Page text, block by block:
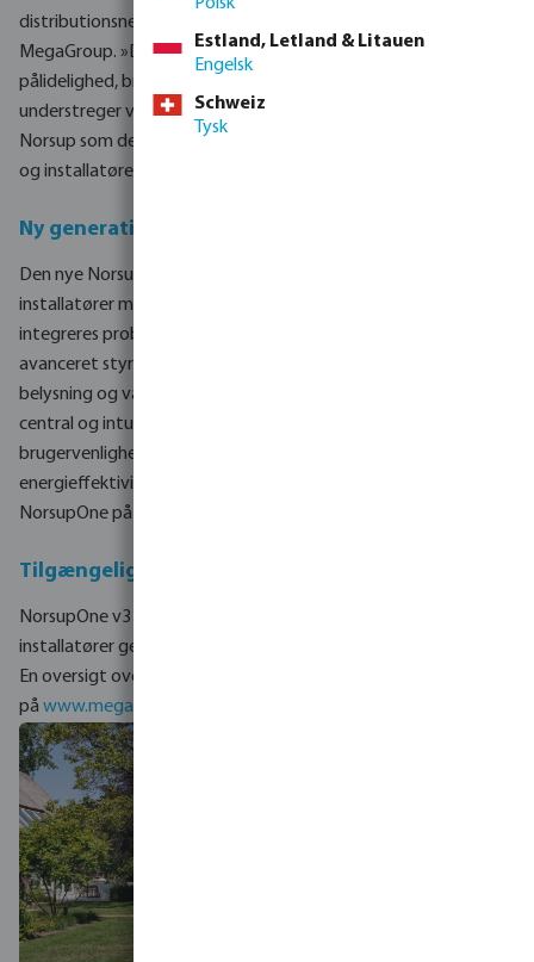
distributionsnetværk,« siger Jeroen Spierings, CIO hos
MegaGroup. »Den nye generation af NorsupOne står for
pålidelighed, brugervenlighed og teknologisk innovation – og
understreger vores ambition om yderligere at positionere
Norsup som det førende brand for swimming pool forhandlere
og installatører.«
Ny generation NorsupOne v3
Den nye NorsupOne v3-styreenhed er designet til at give
installatører maksimal kontrol og fleksibilitet. Enheden
integreres problemfrit med hele Norsup-serien og muliggør
avanceret styring af blandt andet filtrering, opvarmning,
belysning og vandbehandling – alt sammen via en enkelt
central og intuitiv platform. Der er lagt vægt på stabilitet,
brugervenlighed og fremtidssikret teknologi samt
energieffektivitet (Zero-E). Du kan finde mere information om
NorsupOne på
Tilgængelighed
NorsupOne v3 vil være tilgængelig fra marts 2026 for udvalgte
installatører gennem alle MegaGroup-virksomheder i Europa.
En oversigt over lokale afdelinger findes
på www.megagrouptrade.com/local-presence
Estland, Letland & Litauen
Engelsk
Schweiz
Tysk